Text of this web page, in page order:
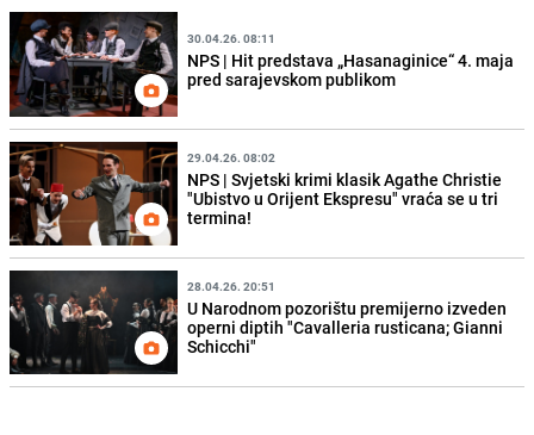
30.04.26. 08:11
NPS | Hit predstava „Hasanaginice“ 4. maja
pred sarajevskom publikom
29.04.26. 08:02
NPS | Svjetski krimi klasik Agathe Christie
"Ubistvo u Orijent Ekspresu" vraća se u tri
termina!
28.04.26. 20:51
U Narodnom pozorištu premijerno izveden
operni diptih "Cavalleria rusticana; Gianni
Schicchi"